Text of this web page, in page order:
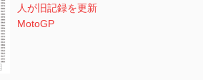
人が旧記録を更新
MotoGP